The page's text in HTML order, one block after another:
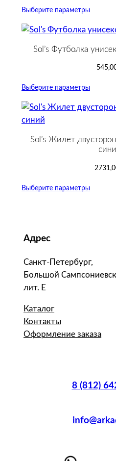
Выберите параметры
Sol’s Футболка
Выберите параметры
Sol’s Жилет
Выберите параметры
Адрес
Санкт-Петербург,
Большой
лит. Е
Каталог
Контакты
Оформление заказа
8 (812)